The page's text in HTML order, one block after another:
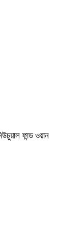
ফান্ড ওয়ান